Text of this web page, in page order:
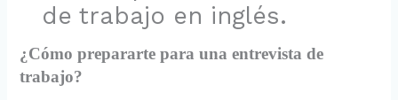
de trabajo en inglés.
¿Cómo prepararte para una entrevista de
trabajo?